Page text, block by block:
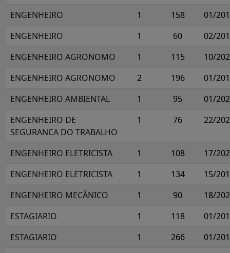
ENGENHEIRO
1 158
01/
ENGENHEIRO
1 60
02/
ENGENHEIRO AGRONOMO
1 115
10/
ENGENHEIRO AGRONOMO
2 196
01/
ENGENHEIRO AMBIENTAL
1 95
01/
ENGENHEIRO DE
SEGURANCA DO TRABALHO
1 76 22/
ENGENHEIRO ELETRICISTA 1 108
17/
ENGENHEIRO ELETRICISTA
1 134
15/
ENGENHEIRO MECÂNICO
1 90
18/
ESTAGIARIO
1 118
01/
ESTAGIARIO
1 266
01/